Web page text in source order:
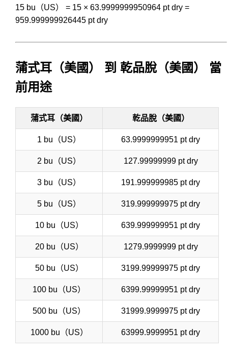
15 bu（US） = 15 × 63.9999999950964 pt dry =
959.999999926445 pt dry
蒲式耳（美國） 到 乾品脫（美國） 當
前用途
蒲式耳（美國） 乾品脫（美國）
1 bu（US） 63.9999999951 pt dry
2 bu（US） 127.99999999 pt dry
3 bu（US） 191.999999985 pt dry
5 bu（US） 319.999999975 pt dry
10 bu（US） 639.999999951 pt dry
20 bu（US） 1279.9999999 pt dry
50 bu（US） 3199.99999975 pt dry
100 bu（US） 6399.99999951 pt dry
500 bu（US） 31999.9999975 pt dry
1000 bu（US） 63999.9999951 pt dry